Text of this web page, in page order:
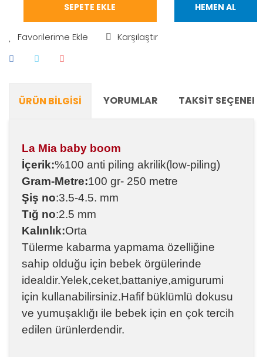
SEPETE EKLE HEMEN AL
Karşılaştır
ÜRÜN BILGISI YORUMLAR TAKSIT
La Mia baby boom
İçerik:%100 anti piling akrilik(low-piling)
Gram-Metre:100 gr- 250 metre
Şiş no:3.5-4.5. mm
Tığ no:2.5 mm
Kalınlık:Orta
Tülerme kabarma yapmama özelliğine
sahip olduğu için bebek örgülerinde
idealdir.Yelek,ceket,battaniye,amigurumi
için kullanabilirsiniz.Hafif büklümlü dokusu
ve yumuşaklığı ile bebek için en çok tercih
edilen ürünlerdendir.